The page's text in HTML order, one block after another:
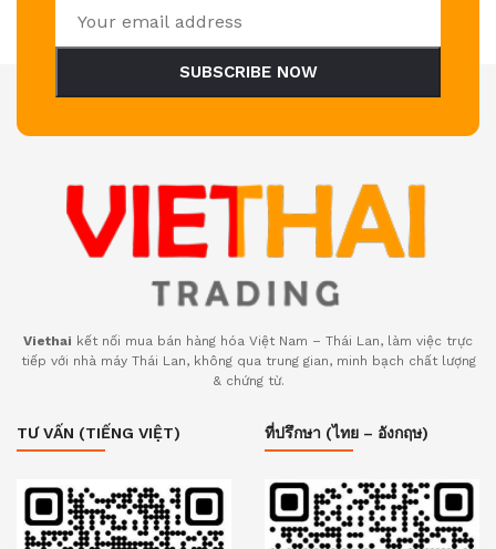
SUBSCRIBE NOW
Viethai kết nối mua bán hàng hóa Việt Nam – Thái Lan, làm việc trực
tiếp với nhà máy Thái Lan, không qua trung gian, minh bạch chất lượng
& chứng từ.
TƯ VẤN (TIẾNG VIỆT) ที่ปรึกษา (ไทย – อังกฤษ)